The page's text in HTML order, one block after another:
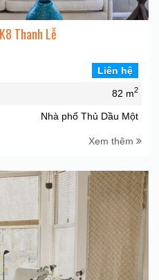
Thanh Lễ
Liên hệ
82 m2
Nhà phố Thủ Dầu Một
Xem thêm